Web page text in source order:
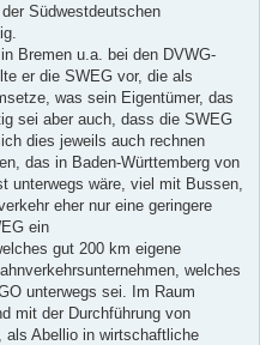
Südwestdeutschen
Bremen u.a. bei den DVWG-
er die SWEG vor, die als
was sein Eigentümer, das
sei aber auch, dass die SWEG
dies jeweils auch rechnen
das in Baden-Württemberg von
unterwegs wäre, viel mit Bussen,
eher nur eine geringere
ein
gut 200 km eigene
welches
unterwegs sei. Im Raum
mit der Durchführung von
als Abellio in wirtschaftliche